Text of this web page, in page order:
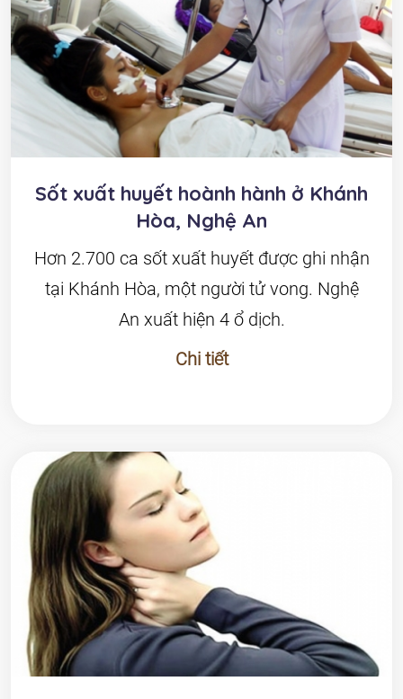
Sốt xuất huyết hoành hành ở Khánh
Hòa, Nghệ An
Hơn 2.700 ca sốt xuất huyết được ghi nhận
tại Khánh Hòa, một người tử vong. Nghệ
An xuất hiện 4 ổ dịch.
Chi tiết